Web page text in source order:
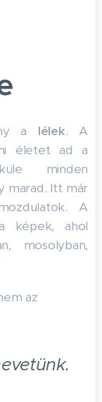
a lélek. A
életet ad a
minden
marad. Itt már
A
képek, ahol
mosolyban,
az